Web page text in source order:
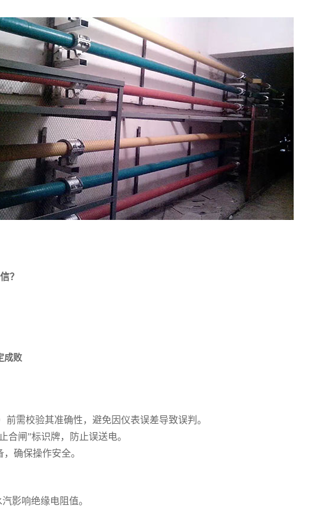
？
成败
前需校验其准确性，避免因仪表误差导致误判。
合闸”标识牌，防止误送电。
确保操作安全。
影响绝缘电阻值。